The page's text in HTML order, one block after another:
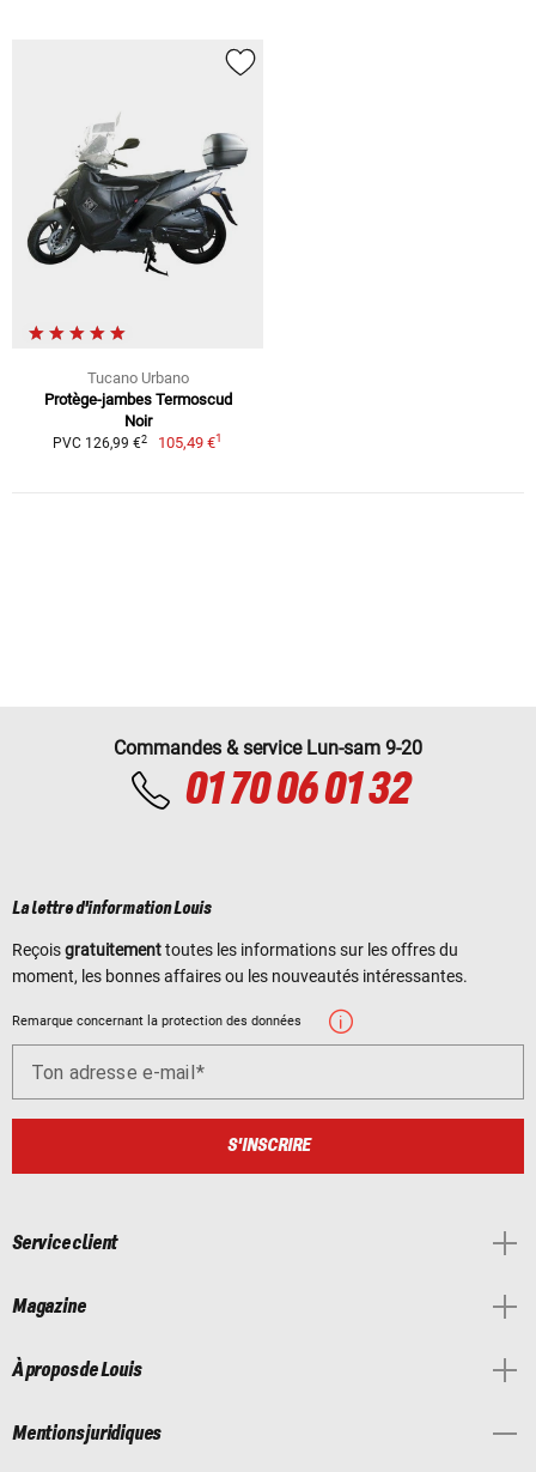
Tucano Urbano
Protège-jambes Termoscud
Noir
PVC 126,99 €2 105,49 €1
Commandes & service Lun-sam 9-20
01 70 06 01 32
La lettre d'information Louis
Reçoisgratuitementtoutes les informations sur les offres du
moment, les bonnes affaires ou les nouveautés intéressantes.
Remarque concernant la protection des données
Ton adresse e-mail
S'INSCRIRE
Service client
Magazine
À propos de Louis
Mentions juridiques